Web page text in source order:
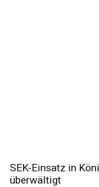
SEK-Einsatz in
überwältigt